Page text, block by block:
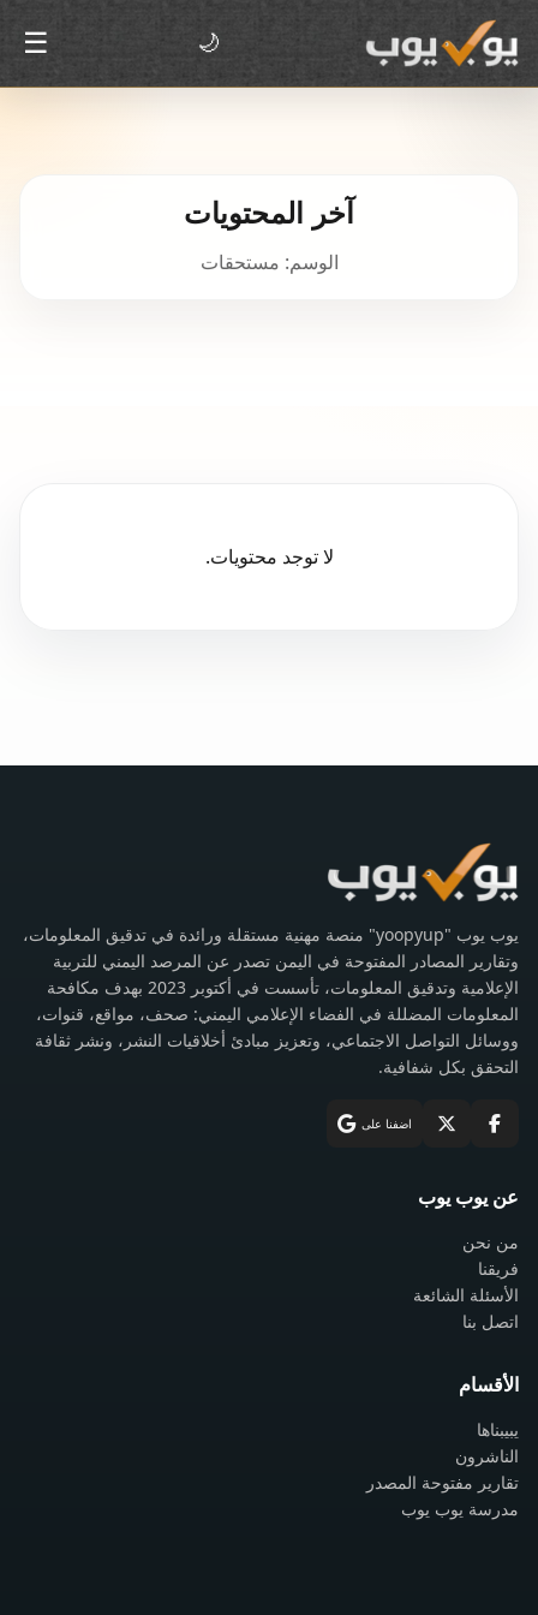
🌙
☰
آخر المحتويات
الوسم: مستحقات
لا توجد محتويات.
يوب يوب "yoopyup" منصة مهنية مستقلة ورائدة في تدقيق المعلومات،
وتقارير المصادر المفتوحة في اليمن تصدر عن المرصد اليمني للتربية
الإعلامية وتدقيق المعلومات، تأسست في أكتوبر 2023 بهدف مكافحة
المعلومات المضللة في الفضاء الإعلامي اليمني: صحف، مواقع، قنوات،
ووسائل التواصل الاجتماعي، وتعزيز مبادئ أخلاقيات النشر، ونشر ثقافة
التحقق بكل شفافية.
اضفنا على
عن يوب يوب
من نحن
فريقنا
الأسئلة الشائعة
اتصل بنا
الأقسام
يبيبناها
الناشرون
تقارير مفتوحة المصدر
مدرسة يوب يوب